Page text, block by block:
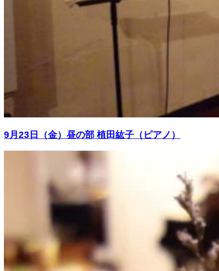
9月23日（金）昼の部 植田紘子（ピアノ）